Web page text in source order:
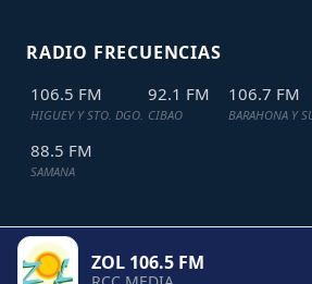
RADIO FRECUENCIAS
106.5 FM
HIGUEY Y STO. DGO.
92.1 FM
CIBAO
106.7 FM
BARAHONA Y
88.5 FM
SAMANA
TODOS LOS DERECHOS
ZOL 106.5 FM